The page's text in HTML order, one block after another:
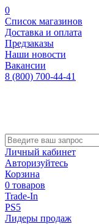
0
Список магазинов
Доставка и оплата
Предзаказы
Наши новости
Вакансии
8 (800) 700-44-41
Личный кабинет
Авторизуйтесь
Корзина
0 товаров
Trade-In
PS5
Лидеры продаж